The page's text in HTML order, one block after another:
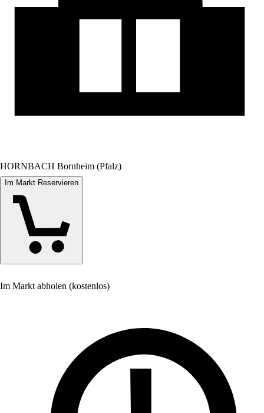
HORNBACH Bornheim (Pfalz)
Im Markt Reservieren
Im Markt abholen (kostenlos)